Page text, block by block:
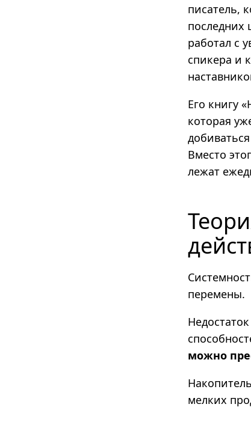
писатель,
последних
работал с
спикера и
Его книгу
которая
Вместо
лежат
перемены.
можно
мелких